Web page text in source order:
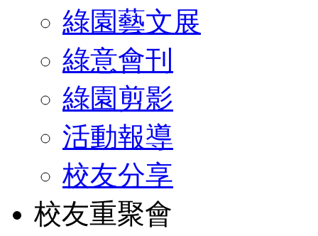
綠園藝文展
綠意會刊
綠園剪影
活動報導
校友分享
校友重聚會